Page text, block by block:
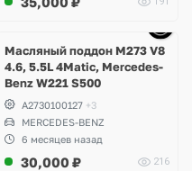
Масляный поддон M273 V8
4.6, 5.5L 4Matic, Mercedes-
Benz W221 S500
A2730100127 +3
MERCEDES-BENZ
6 месяцев назад
30,000 ₽ 216